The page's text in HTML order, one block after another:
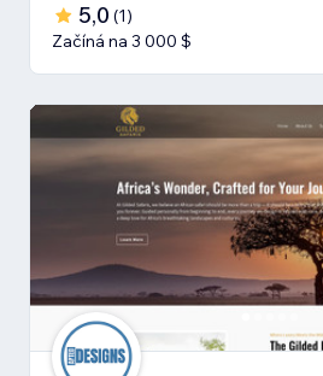
5,0 (1)
Začíná na 3 000 $